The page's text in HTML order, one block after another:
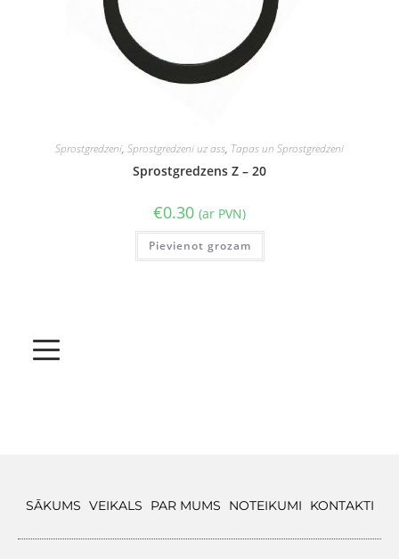
Sprostgredzeni, Sprostgredzeni uz ass, Tapas un Sprostgredzeni
Sprostgredzens Z – 20
€0.30 (ar PVN)
Pievienot grozam
SĀKUMS VEIKALS PAR MUMS NOTEIKUMI KONTAKTI